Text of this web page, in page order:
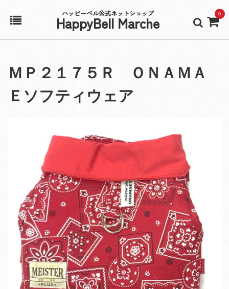
ハッピーベル公式ネットショップ
HappyBell Marche 0
アカウント
カート
ＭＰ２１７５Ｒ ＯＮＡＭＡ
Ｅソフティウェア